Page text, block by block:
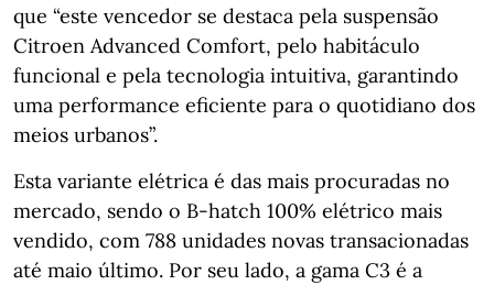
que “este vencedor se destaca pela suspensão
Citroen Advanced Comfort, pelo habitáculo
funcional e pela tecnologia intuitiva, garantindo
uma performance eficiente para o quotidiano dos
meios urbanos”.
Esta variante elétrica é das mais procuradas no
mercado, sendo o B-hatch 100% elétrico mais
vendido, com 788 unidades novas transacionadas
até maio último. Por seu lado, a gama C3 é a